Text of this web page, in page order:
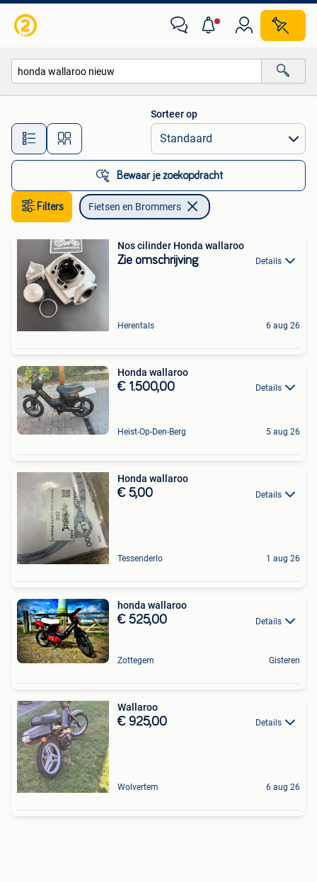
Alle afstanden…
Sorteer op
Bewaar je zoekopdracht
Filters Fietsen en Brommers
Nos cilinder Honda wallaroo
Zie omschrijving Details
Herentals 6 aug 26
Honda wallaroo
€ 1.500,00 Details
Heist-Op-Den-Berg 5 aug 26
Honda wallaroo
€ 5,00 Details
Tessenderlo 1 aug 26
honda wallaroo
€ 525,00 Details
Zottegem Gisteren
Wallaroo
€ 925,00 Details
Wolvertem 6 aug 26